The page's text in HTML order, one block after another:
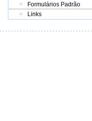
Formulários Padrão
Links